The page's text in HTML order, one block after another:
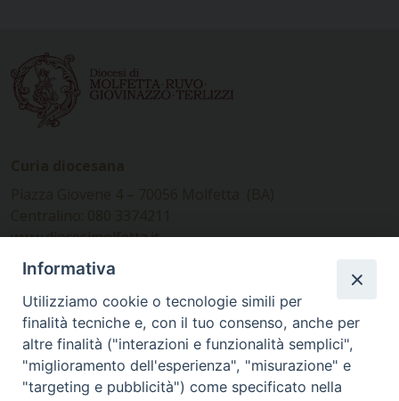
www.diocesimolfetta.it –
diocesimolfetta@pec.chiesacattolica.it
Ufficio Comunicazioni sociali
Piazza Giovene 4 – 70056 Molfetta (BA)
comunicazionisociali@diocesimolfetta.it
Informativa
Utilizziamo cookie o tecnologie simili per
finalità tecniche e, con il tuo consenso, anche per
altre finalità ("interazioni e funzionalità semplici",
"miglioramento dell'esperienza", "misurazione" e
"targeting e pubblicità") come specificato nella